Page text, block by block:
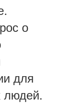
о
для
людей.